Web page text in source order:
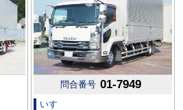
問合番号 01-7949
いすゞ